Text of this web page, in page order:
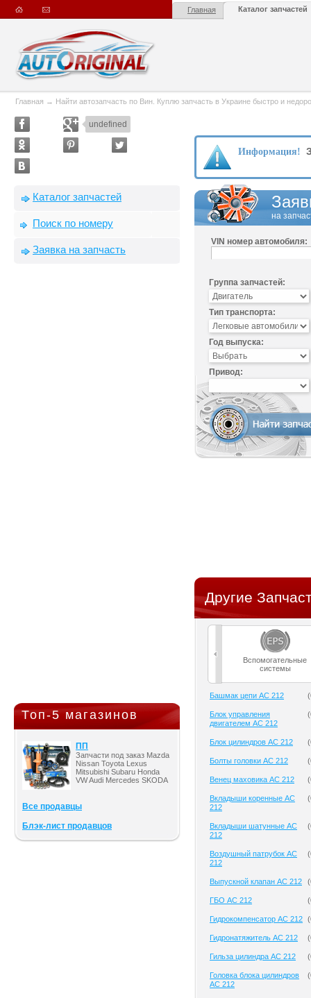
Главная Каталог запчастей
Главная → Найти автозапчасть по Вин. Куплю запчасть в Украине быстро и
undefined
Каталог запчастей
Поиск по номеру
Заявка на запчасть
Топ-5 магазинов
ПП
Запчасти под заказ Mazda
Nissan Toyota Lexus
Mitsubishi Subaru Honda
VW Audi Mercedes SKODA
Все продавцы
Блэк-лист продавцов
Информация!
на
VIN номер автомобиля:
Группа запчастей:
Тип транспорта:
Год выпуска:
Привод:
Другие
Вспомогательные
системы
Башмак цепи AC 212 (
Блок управления
двигателем AC 212
(
Блок цилиндров AC 212 (
Болты головки AC 212 (
Венец маховика AC 212 (
Вкладыши коренные AC
212
(
Вкладыши шатунные AC
212
(
Воздушный патрубок AC
212
(
Выпускной клапан AC 212 (
ГБО AC 212 (
Гидрокомпенсатор AC 212 (
Гидронатяжитель AC 212 (
Гильза цилиндра AC 212 (
Головка блока цилиндров
AC 212
(